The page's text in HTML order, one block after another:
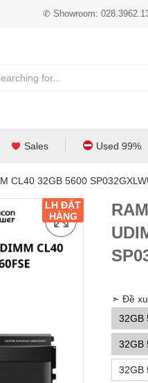
✆ Showroom:
Sales Used 99%
CL40 32GB 5600
LH ĐẶT
HÀNG
➣ Đề
32GB
32GB
32GB